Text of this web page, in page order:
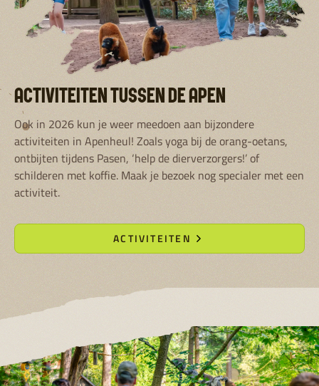
ACTIVITEITEN TUSSEN DE APEN
Ook in 2026 kun je weer meedoen aan bijzondere
activiteiten in Apenheul! Zoals yoga bij de orang-oetans,
ontbijten tijdens Pasen, ‘help de dierverzorgers!’ of
schilderen met koffie. Maak je bezoek nog specialer met een
activiteit.
ACTIVITEITEN